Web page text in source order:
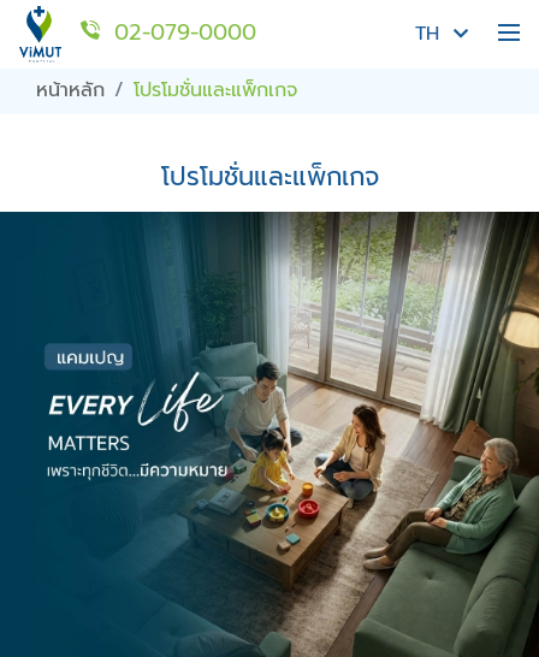
02-079-0000
TH
หน้าหลัก
โปรโมชั่นและแพ็กเกจ
โปรโมชั่นและแพ็กเกจ